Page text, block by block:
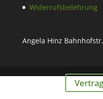
Widerrufsbelehrung
Angela Hinz